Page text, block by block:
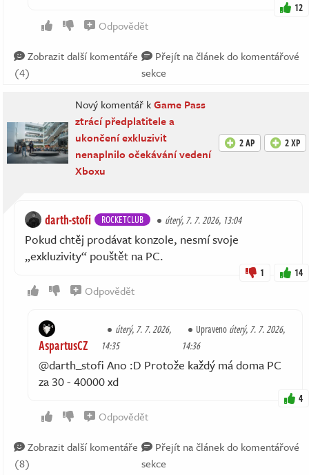
12
Odpovědět
Zobrazit další komentáře
(4)
Přejít na článek do komentářové
sekce
Nový komentář kGame Pass
ztrácí předplatitele a
ukončení exkluzivit
nenaplnilo očekávání vedení
Xboxu
2 AP 2 XP
darth-stofi ROCKETCLUB úterý, 7. 7. 2026, 13:04
Pokud chtěj prodávat konzole, nesmí svoje
„exkluzivity“ pouštět na PC.
1 14
Odpovědět
AspartusCZ
úterý, 7. 7. 2026,
14:35
Upravenoúterý, 7. 7. 2026,
14:36
@darth_stofi Ano :D Protože každý má doma PC
za 30 - 40000 xd
4
Odpovědět
Zobrazit další komentáře
(8)
Přejít na článek do komentářové
sekce